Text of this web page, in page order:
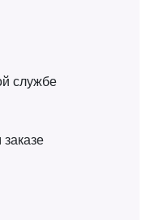
службе